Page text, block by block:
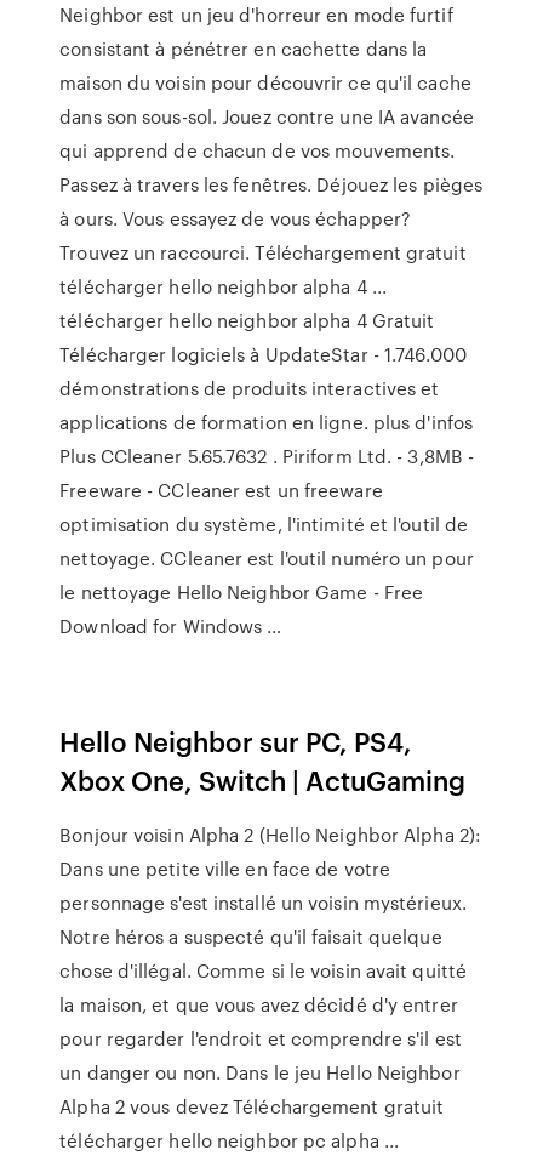
Neighbor est un jeu d'horreur en mode furtif
consistant à pénétrer en cachette dans la
maison du voisin pour découvrir ce qu'il cache
dans son sous-sol. Jouez contre une IA avancée
qui apprend de chacun de vos mouvements.
Passez à travers les fenêtres. Déjouez les pièges
à ours. Vous essayez de vous échapper?
Trouvez un raccourci. Téléchargement gratuit
télécharger hello neighbor alpha 4 ...
télécharger hello neighbor alpha 4 Gratuit
Télécharger logiciels à UpdateStar - 1.746.000
démonstrations de produits interactives et
applications de formation en ligne. plus d'infos
Plus CCleaner 5.65.7632 . Piriform Ltd. - 3,8MB -
Freeware - CCleaner est un freeware
optimisation du système, l'intimité et l'outil de
nettoyage. CCleaner est l'outil numéro un pour
le nettoyage Hello Neighbor Game - Free
Download for Windows …
Hello Neighbor sur PC, PS4,
Xbox One, Switch | ActuGaming
Bonjour voisin Alpha 2 (Hello Neighbor Alpha 2):
Dans une petite ville en face de votre
personnage s'est installé un voisin mystérieux.
Notre héros a suspecté qu'il faisait quelque
chose d'illégal. Comme si le voisin avait quitté
la maison, et que vous avez décidé d'y entrer
pour regarder l'endroit et comprendre s'il est
un danger ou non. Dans le jeu Hello Neighbor
Alpha 2 vous devez Téléchargement gratuit
télécharger hello neighbor pc alpha ...